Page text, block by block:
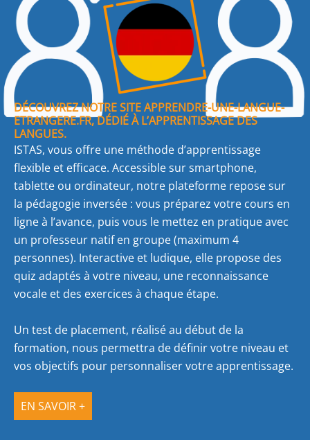
DÉCOUVREZ NOTRE SITE APPRENDRE-UNE-LANGUE-
ETRANGERE.FR, DÉDIÉ À L’APPRENTISSAGE DES
LANGUES.
ISTAS, vous offre une méthode d’apprentissage
flexible et efficace. Accessible sur smartphone,
tablette ou ordinateur, notre plateforme repose sur
la pédagogie inversée : vous préparez votre cours en
ligne à l’avance, puis vous le mettez en pratique avec
un professeur natif en groupe (maximum 4
personnes). Interactive et ludique, elle propose des
quiz adaptés à votre niveau, une reconnaissance
vocale et des exercices à chaque étape.
Un test de placement, réalisé au début de la
formation, nous permettra de définir votre niveau et
vos objectifs pour personnaliser votre apprentissage.
EN SAVOIR +